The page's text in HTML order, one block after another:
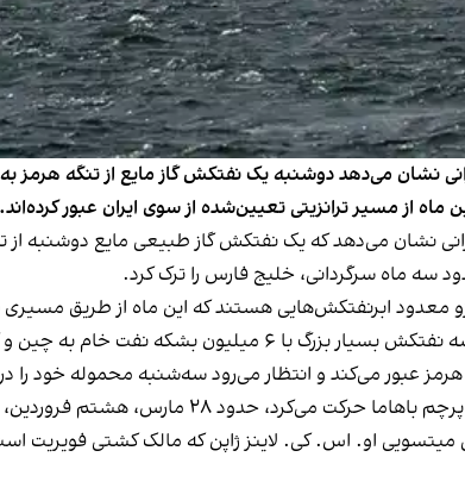
نشان می‌دهد دوشنبه یک نفتکش گاز مایع از تنگه
ماه از مسیر ترانزیتی تعیین‌شده از سوی ایران عبور کرده‌اند.
نشان می‌دهد که یک نفتکش گاز طبیعی مایع دوشنبه
سه ماه سرگردانی، خلیج فارس را ترک کرد.
معدود ابرنفتکش‌هایی هستند که این ماه از طریق مسیری
هفته گذشته، سه نفتکش بسیار بزرگ با ۶
هرمز عبور می‌کند و انتظار می‌رود سه‌شنبه محموله خود را
حدود ۲۸ مارس، هشتم فروردین، در بندر راس‌لفان قطر گاز مایع بارگیری کرد.
او. اس. کی. لاینز ژاپن که مالک کشتی فویریت